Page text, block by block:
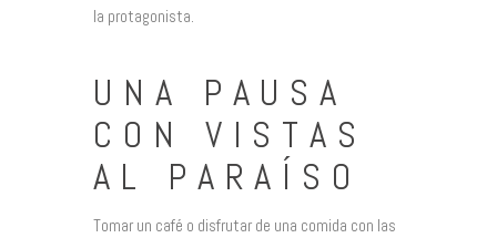
la protagonista.
UNA PAUSA
CON VISTAS
AL PARAÍSO
Tomar un café o disfrutar de una comida con las